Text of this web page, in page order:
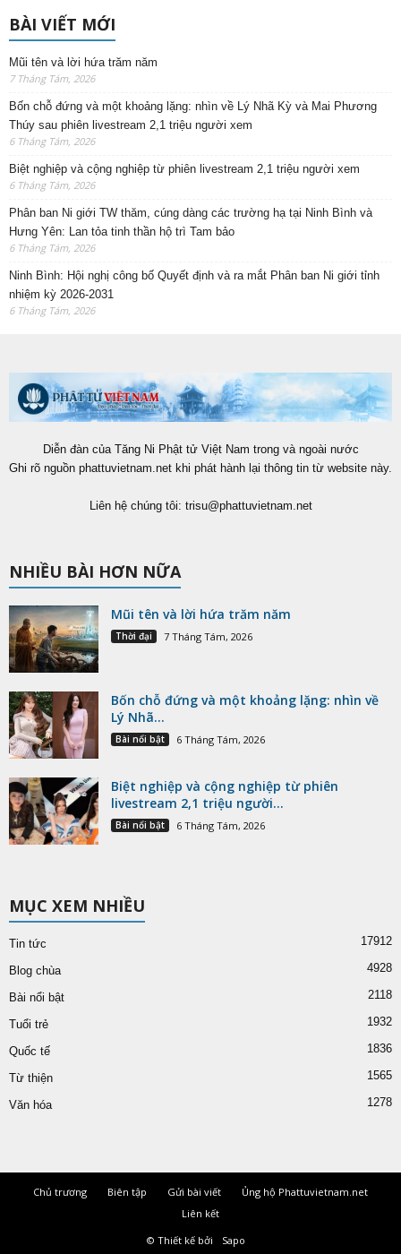
BÀI VIẾT MỚI
Mũi tên và lời hứa trăm năm
7 Tháng Tám, 2026
Bốn chỗ đứng và một khoảng lặng: nhìn về Lý Nhã Kỳ và Mai Phương
Thúy sau phiên livestream 2,1 triệu người xem
6 Tháng Tám, 2026
Biệt nghiệp và cộng nghiệp từ phiên livestream 2,1 triệu người xem
6 Tháng Tám, 2026
Phân ban Ni giới TW thăm, cúng dàng các trường hạ tại Ninh Bình và
Hưng Yên: Lan tỏa tinh thần hộ trì Tam bảo
6 Tháng Tám, 2026
Ninh Bình: Hội nghị công bố Quyết định và ra mắt Phân ban Ni giới tỉnh
nhiệm kỳ 2026-2031
6 Tháng Tám, 2026
Diễn đàn của Tăng Ni Phật tử Việt Nam trong và ngoài nước
Ghi rõ nguồn phattuvietnam.net khi phát hành lại thông tin từ website này.
Liên hệ chúng tôi: trisu@phattuvietnam.net
NHIỀU BÀI HƠN NỮA
Mũi tên và lời hứa trăm năm
Thời đại 7 Tháng Tám, 2026
Bốn chỗ đứng và một khoảng lặng: nhìn về
Lý Nhã...
Bài nổi bật 6 Tháng Tám, 2026
Biệt nghiệp và cộng nghiệp từ phiên
livestream 2,1 triệu người...
Bài nổi bật 6 Tháng Tám, 2026
MỤC XEM NHIỀU
Tin tức 17912
Blog chùa 4928
Bài nổi bật 2118
Tuổi trẻ 1932
Quốc tế 1836
Từ thiện 1565
Văn hóa 1278
Chủ trương Biên tập Gửi bài viết
Ủng hộ Phattuvietnam.net
Liên kết
© Thiết kế bởi
Sapo